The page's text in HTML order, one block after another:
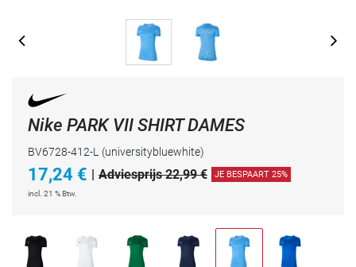
Nike PARK VII SHIRT DAMES
BV6728-412-L (universitybluewhite)
17,24 € | Adviesprijs 22,99 € JE BESPAART 25%
incl. 21 % Btw.